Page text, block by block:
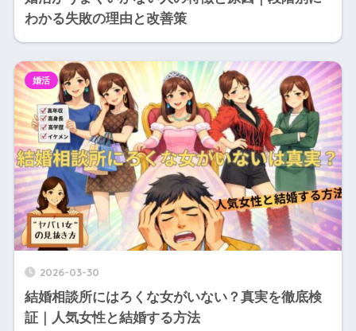
わかる失敗の理由と改善策
2026-03-30
結婚相談所にはろくな女がいない？真実を徹底検
証｜人気女性と結婚する方法
婚活